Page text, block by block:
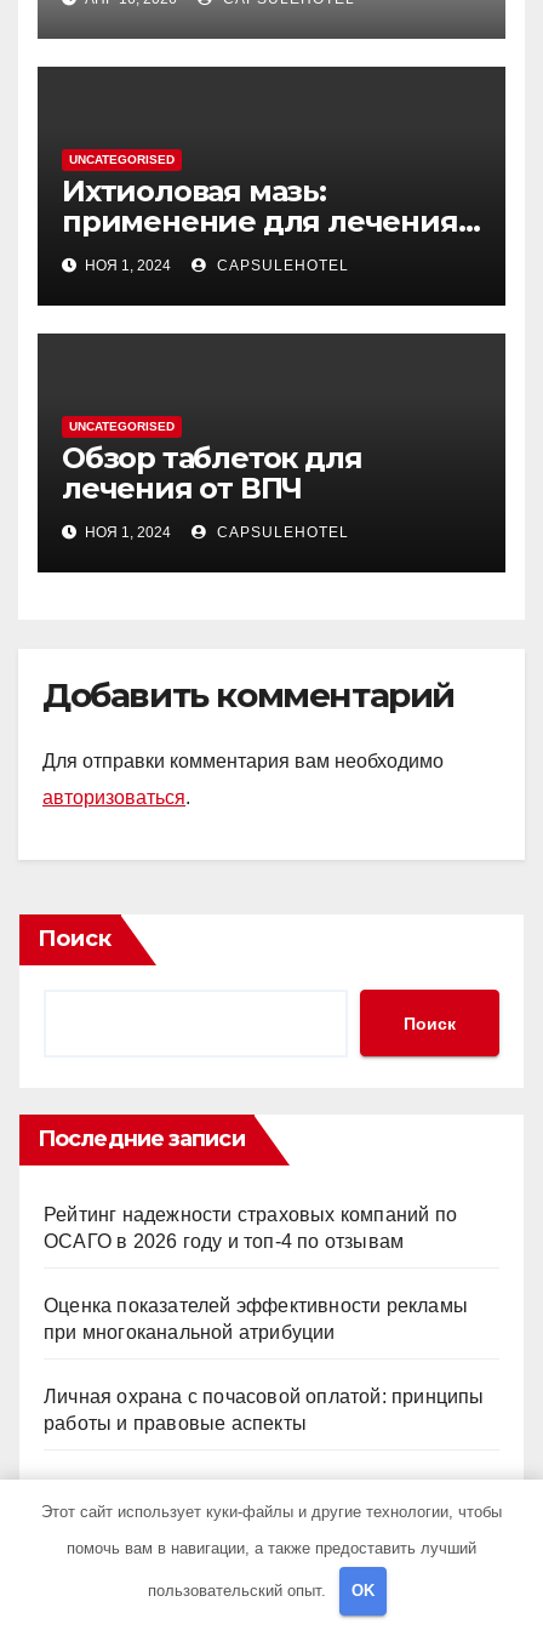
процессе стирки
UNCATEGORISED
Ихтиоловая мазь:
применение для лечения
фурункулов
НОЯ 1, 2024 CAPSULEHOTEL
UNCATEGORISED
Обзор таблеток для
лечения от ВПЧ
НОЯ 1, 2024 CAPSULEHOTEL
Добавить комментарий
Для отправки комментария вам необходимо
авторизоваться.
Поиск
Поиск
Последние записи
Рейтинг надежности страховых компаний по
ОСАГО в 2026 году и топ-4 по отзывам
Оценка показателей эффективности рекламы
при многоканальной атрибуции
Личная охрана с почасовой оплатой: принципы
работы и правовые аспекты
обратная причинность в процессе стирки
Подписание и проставление печати в PDF
Этот сайт использует куки-файлы и другие технологии, чтобы
помочь вам в навигации, а также предоставить лучший
пользовательский опыт. OK